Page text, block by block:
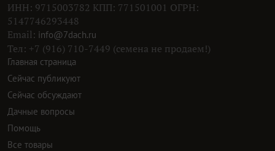
ИНН: 9715003782 КПП: 771501001 ОГРН:
5147746293448
Email: info@7dach.ru
Тел: +7 (916) 710-7449 (семена не продаем!)
Главная страница
Сейчас публикуют
Сейчас обсуждают
Дачные вопросы
Помощь
Все товары